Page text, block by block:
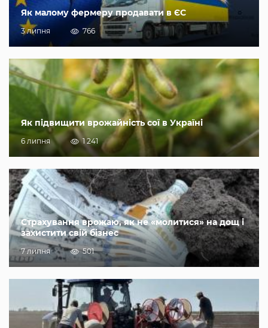
Як малому фермеру продавати в ЄС
3 липня 766
Як підвищити врожайність сої в Україні
6 липня 1 241
Страхування врожаю, як не «молитися» на дощ і
захистити свій бізнес
7 липня 501